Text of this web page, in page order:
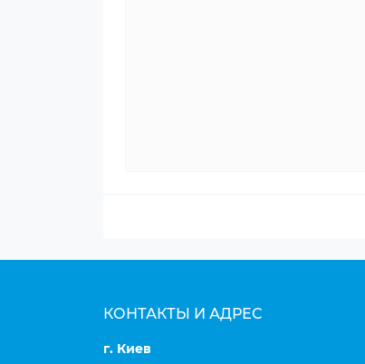
КОНТАКТЫ И АДРЕС
г. Киев